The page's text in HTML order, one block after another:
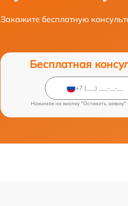
Закажите бесплатную
Бесплатная
Нажимая на кнопку "Оставить